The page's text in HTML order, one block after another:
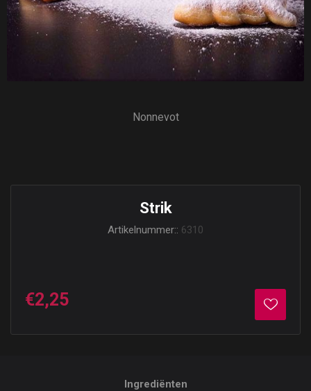
Nonnevot
Strik
Artikelnummer:: 6310
€2,25
Ingrediënten